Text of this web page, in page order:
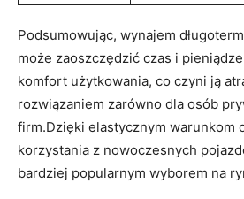
Podsumowując, wynajem
może zaoszczędzić czas i
komfort użytkowania, ​co czyni ją
rozwiązaniem zarówno dla osób
firm.Dzięki elastycznym warunkom
korzystania⁢ z nowoczesnych
bardziej popularnym⁣ wyborem na